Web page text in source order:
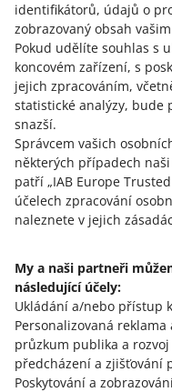
identifikátorů, údajů o
zobrazovaný obsah
Pokud udělíte souhlas s
koncovém zařízení, s
jejich zpracováním,
statistické analýzy, bude
snazší.
Správcem vašich
některých případech
patří „IAB Europe
účelech zpracování
naleznete v jejich
My a naši partneři
následující účely:
Ukládání a/nebo přístup
Personalizovaná
průzkum publika a rozvoj
předcházení a zjišťování
Poskytování a
Změnili jsme vzhled
elektronickou zásilkou
1. června 2026 v 15:38
Podívejte se, co to pro
Ode dneška můžete
způsobem
28. května 2026 v 15:47
Chceme, aby správa
designu a funkčnosti.
1. června změníme
elektronickou zásilkou
18. května 2026 v 12:14
Podívejte se, co to pro